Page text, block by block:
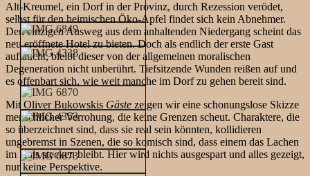
Alt-Kreumel, ein Dorf in der Provinz, durch Rezession verödet,
selbst für den heimischen Öko-Apfel findet sich kein Abnehmer.
Den einzigen Ausweg aus dem anhaltenden Niedergang scheint das
neu eröffnete Hotel zu bieten. Doch als endlich der erste Gast
auftaucht, bleibt dieser von der allgemeinen moralischen
Degeneration nicht unberührt. Tiefsitzende Wunden reißen auf und
es offenbart sich, wie weit manche im Dorf zu gehen bereit sind.
Mit Oliver Bukowskis Gäste zeigen wir eine schonungslose Skizze
menschlicher Verrohung, die keine Grenzen scheut. Charaktere, die
so überzeichnet sind, dass sie real sein könnten, kollidieren
ungebremst in Szenen, die so komisch sind, dass einem das Lachen
im Hals stecken bleibt. Hier wird nichts ausgespart und alles gezeigt,
nur keine Perspektive.